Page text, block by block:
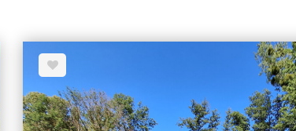
découvrir sans tarder ! Voir barème